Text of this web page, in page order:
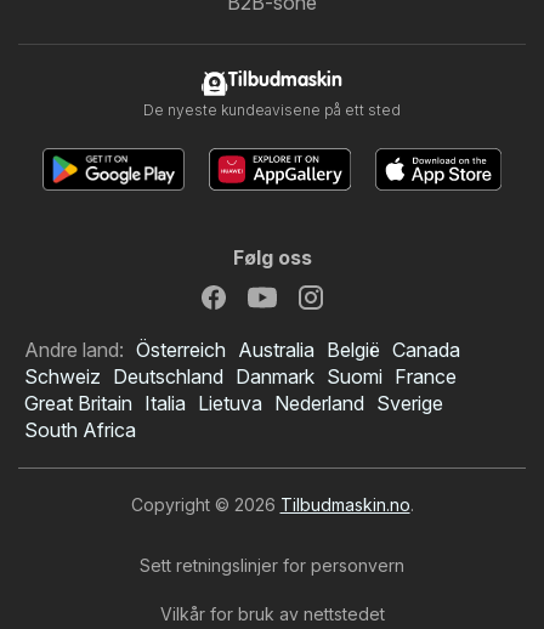
Tilbudmaskin
De nyeste kundeavisene på ett sted
Følg oss
Andre land: Österreich Australia België Canada
Schweiz Deutschland Danmark Suomi France
Great Britain Italia Lietuva Nederland Sverige
South Africa
Copyright © 2026 Tilbudmaskin.no.
Sett retningslinjer for personvern
Vilkår for bruk av nettstedet